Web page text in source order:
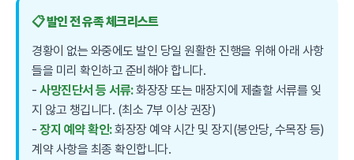
📋 발인 전 유족 체크리스트
경황이 없는 와중에도 발인 당일 원활한 진행을 위해 아래 사항
들을 미리 확인하고 준비해야 합니다.
-사망진단서 등 서류:화장장 또는 매장지에 제출할 서류를 잊
지 않고 챙깁니다. (최소 7부 이상 권장)
-장지 예약 확인:화장장 예약 시간 및 장지(봉안당, 수목장 등)
계약 사항을 최종 확인합니다.